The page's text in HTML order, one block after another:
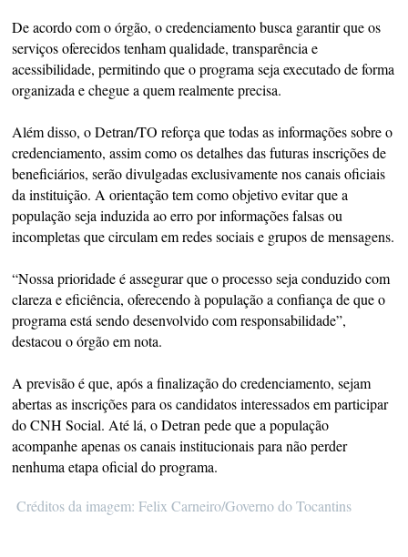
De acordo com o órgão, o credenciamento busca garantir que os
serviços oferecidos tenham qualidade, transparência e
acessibilidade, permitindo que o programa seja executado de forma
organizada e chegue a quem realmente precisa.
Além disso, o Detran/TO reforça que todas as informações sobre o
credenciamento, assim como os detalhes das futuras inscrições de
beneficiários, serão divulgadas exclusivamente nos canais oficiais
da instituição. A orientação tem como objetivo evitar que a
população seja induzida ao erro por informações falsas ou
incompletas que circulam em redes sociais e grupos de mensagens.
“Nossa prioridade é assegurar que o processo seja conduzido com
clareza e eficiência, oferecendo à população a confiança de que o
programa está sendo desenvolvido com responsabilidade”,
destacou o órgão em nota.
A previsão é que, após a finalização do credenciamento, sejam
abertas as inscrições para os candidatos interessados em participar
do CNH Social. Até lá, o Detran pede que a população
acompanhe apenas os canais institucionais para não perder
nenhuma etapa oficial do programa.
Créditos da imagem: Felix Carneiro/Governo do Tocantins